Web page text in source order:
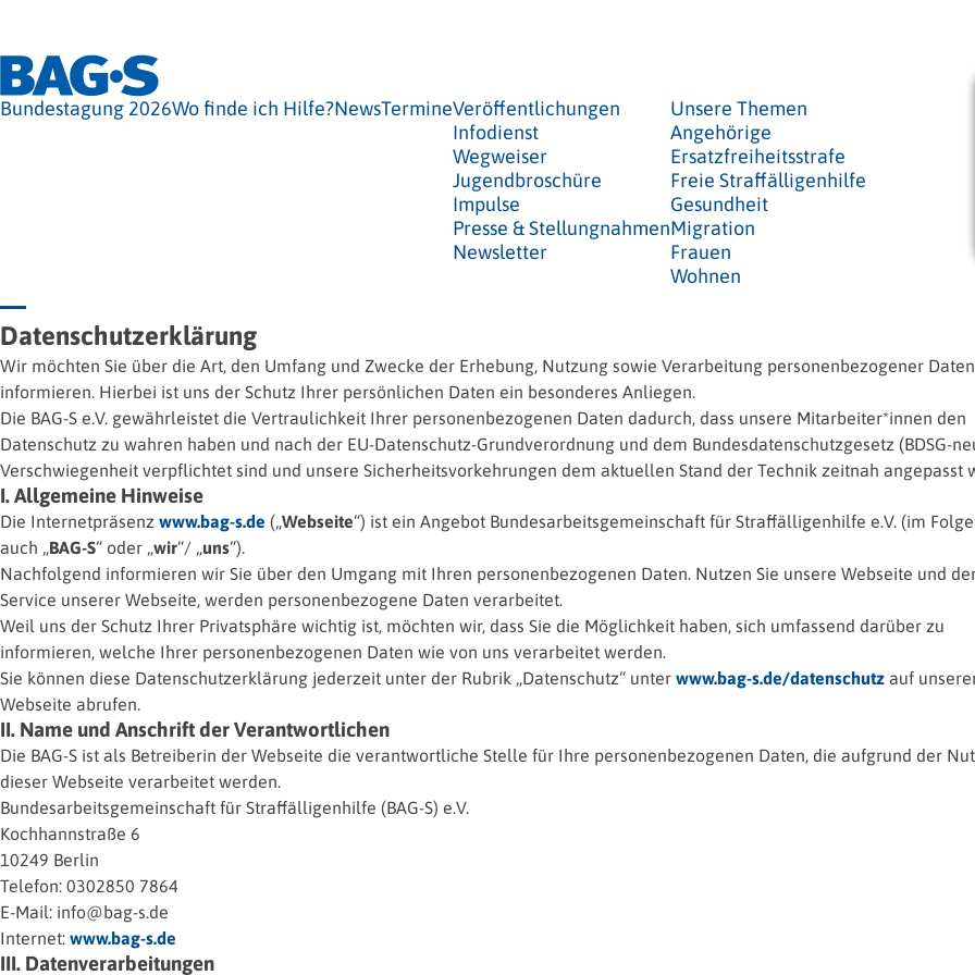
Bundestagung 2026Wo finde ich Hilfe?NewsTermineVeröffentlichungen
Infodienst
Wegweiser
Jugendbroschüre
Impulse
Presse & Stellungnahmen
Newsletter
Unsere Themen
Angehörige
Ersatzfreiheitsstrafe
Freie Straffälligenhilfe
Gesundheit
Migration
Frauen
Wohnen
Datenschutzerklärung
Wir möchten Sie über die Art, den Umfang und Zwecke der Erhebung, Nutzung sowie Verarbeitung personenbezogener Daten
informieren. Hierbei ist uns der Schutz Ihrer persönlichen Daten ein besonderes Anliegen.
Die BAG-S e.V. gewährleistet die Vertraulichkeit Ihrer personenbezogenen Daten dadurch, dass unsere Mitarbeiter*innen den
Datenschutz zu wahren haben und nach der EU-Datenschutz-Grundverordnung und dem Bundesdatenschutzgesetz (BDSG-
Verschwiegenheit verpflichtet sind und unsere Sicherheitsvorkehrungen dem aktuellen Stand der Technik zeitnah angepasst
I. Allgemeine Hinweise
Die Internetpräsenz www.bag-s.de („Webseite“) ist ein Angebot Bundesarbeitsgemeinschaft für Straffälligenhilfe e.V. (im
auch „BAG-S“ oder „wir“/ „uns“).
Nachfolgend informieren wir Sie über den Umgang mit Ihren personenbezogenen Daten. Nutzen Sie unsere Webseite und
Service unserer Webseite, werden personenbezogene Daten verarbeitet.
Weil uns der Schutz Ihrer Privatsphäre wichtig ist, möchten wir, dass Sie die Möglichkeit haben, sich umfassend darüber zu
informieren, welche Ihrer personenbezogenen Daten wie von uns verarbeitet werden.
Sie können diese Datenschutzerklärung jederzeit unter der Rubrik „Datenschutz“ unter www.bag-s.de/datenschutz auf
Webseite abrufen.
II. Name und Anschrift der Verantwortlichen
Die BAG-S ist als Betreiberin der Webseite die verantwortliche Stelle für Ihre personenbezogenen Daten, die aufgrund der
dieser Webseite verarbeitet werden.
Bundesarbeitsgemeinschaft für Straffälligenhilfe (BAG-S) e.V.
Kochhannstraße 6
10249 Berlin
Telefon: 0302850 7864
E-Mail: info@bag-s.de
Internet: www.bag-s.de
III. Datenverarbeitungen